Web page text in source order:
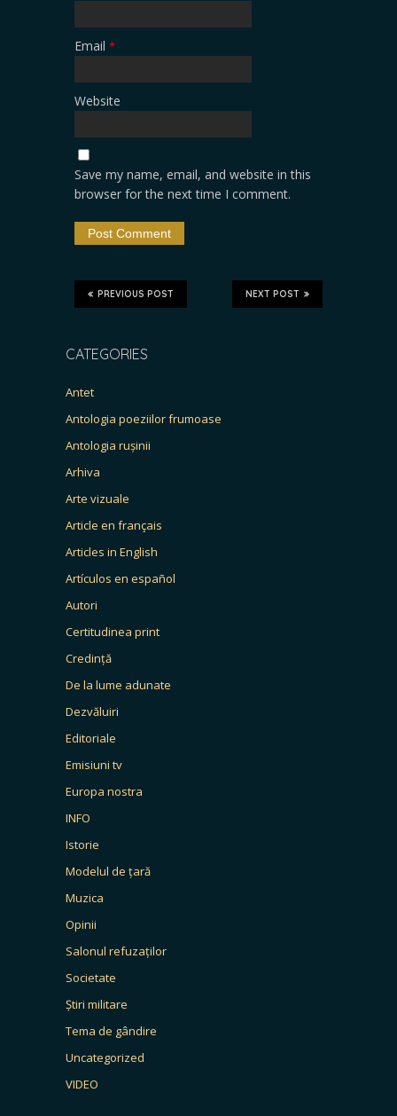
Email *
Website
Save my name, email, and website in this
browser for the next time I comment.
NEXT POST
PREVIOUS POST
CATEGORIES
Antet
Antologia poeziilor frumoase
Antologia rușinii
Arhiva
Arte vizuale
Article en français
Articles in English
Artículos en español
Autori
Certitudinea print
Credință
De la lume adunate
Dezvăluiri
Editoriale
Emisiuni tv
Europa nostra
INFO
Istorie
Modelul de țară
Muzica
Opinii
Salonul refuzaților
Societate
Știri militare
Tema de gândire
Uncategorized
VIDEO